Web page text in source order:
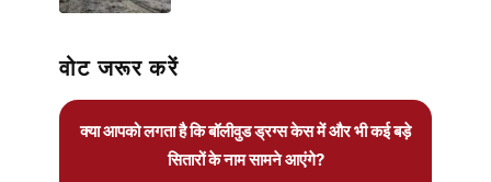
वोट जरूर करें
क्या आपको लगता है कि बॉलीवुड ड्रग्स केस में और भी कई बड़े
सितारों के नाम सामने आएंगे?